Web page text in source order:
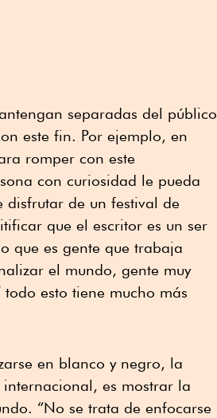
separadas del público
este fin. Por ejemplo, en
romper con este
con curiosidad le pueda
disfrutar de un festival de
que el escritor es un ser
que es gente que trabaja
el mundo, gente muy
esto tiene mucho más
en blanco y negro, la
es mostrar la
“No se trata de enfocarse